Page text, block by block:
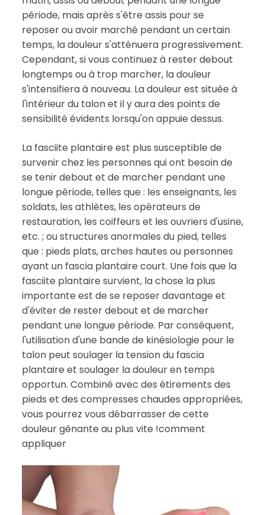
période, mais après s'être assis pour se
reposer ou avoir marché pendant un certain
temps, la douleur s'atténuera progressivement.
Cependant, si vous continuez à rester debout
longtemps ou à trop marcher, la douleur
s'intensifiera à nouveau. La douleur est située à
l'intérieur du talon et il y aura des points de
sensibilité évidents lorsqu'on appuie dessus.
La fasciite plantaire est plus susceptible de
survenir chez les personnes qui ont besoin de
se tenir debout et de marcher pendant une
longue période, telles que : les enseignants, les
soldats, les athlètes, les opérateurs de
restauration, les coiffeurs et les ouvriers d'usine,
etc. ; ou structures anormales du pied, telles
que : pieds plats, arches hautes ou personnes
ayant un fascia plantaire court. Une fois que la
fasciite plantaire survient, la chose la plus
importante est de se reposer davantage et
d'éviter de rester debout et de marcher
pendant une longue période. Par conséquent,
l'utilisation d'une bande de kinésiologie pour le
talon peut soulager la tension du fascia
plantaire et soulager la douleur en temps
opportun. Combiné avec des étirements des
pieds et des compresses chaudes appropriées,
vous pourrez vous débarrasser de cette
douleur gênante au plus vite !comment
appliquer